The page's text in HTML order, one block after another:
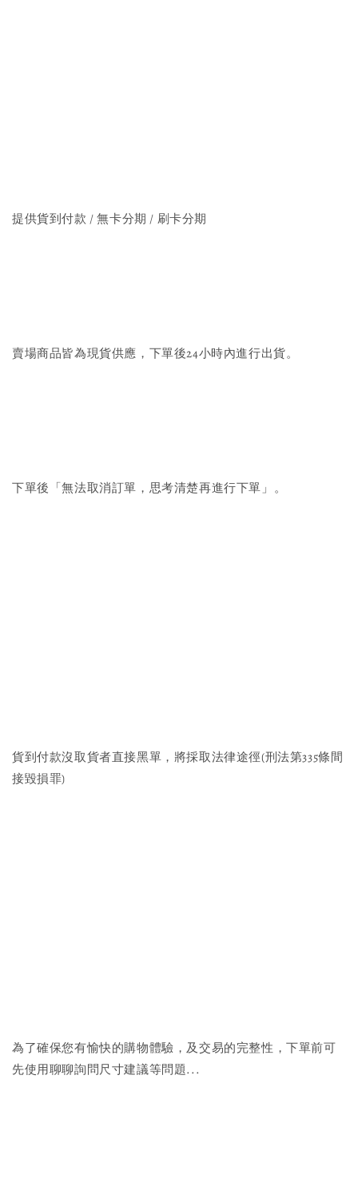
提供貨到付款 / 無卡分期 / 刷卡分期
賣場商品皆為現貨供應，下單後24小時內進行出貨。
下單後「無法取消訂單，思考清楚再進行下單」。
貨到付款沒取貨者直接黑單，將採取法律途徑(刑法第335條間
接毀損罪)
為了確保您有愉快的購物體驗，及交易的完整性，下單前可
先使用聊聊詢問尺寸建議等問題...